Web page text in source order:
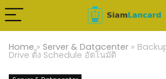
Home» Server & Datacenter »
Drive ตั้ง Schedule อัตโนมัติ